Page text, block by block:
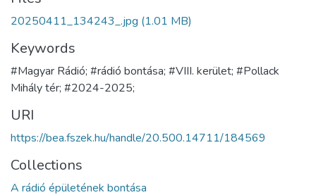
20250411_134243_.jpg (1.01 MB)
Keywords
#Magyar Rádió; #rádió bontása; #VIII. kerület; #Pollack
Mihály tér; #2024-2025;
URI
https://bea.fszek.hu/handle/20.500.14711/184569
Collections
A rádió épületének bontása